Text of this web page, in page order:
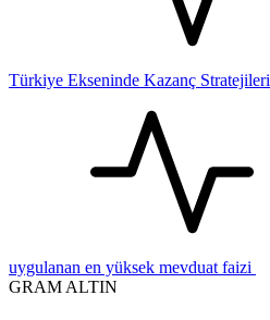
Türkiye Ekseninde Kazanç Stratejileri
uygulanan en yüksek mevduat faizi
GRAM ALTIN